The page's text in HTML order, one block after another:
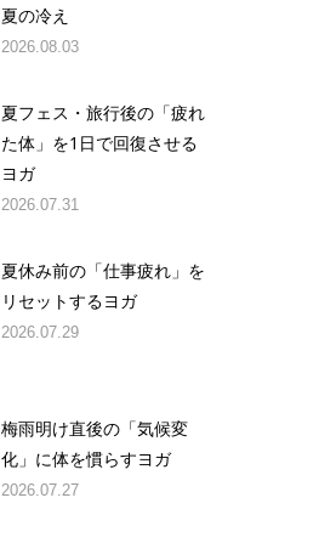
夏の冷え
2026.08.03
夏フェス・旅行後の「疲れ
た体」を1日で回復させる
ヨガ
2026.07.31
夏休み前の「仕事疲れ」を
リセットするヨガ
2026.07.29
梅雨明け直後の「気候変
化」に体を慣らすヨガ
2026.07.27